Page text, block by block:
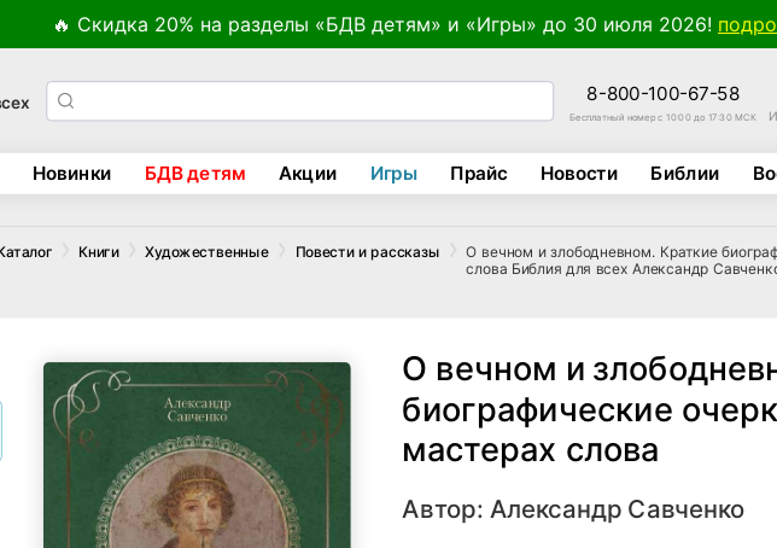
🔥 Скидка 20% на разделы «БДВ детям» и «Игры» до 30 июля 2026!
8-800-100-67-58
Бесплатный номер с 10:00 до 17:30 МСК
Новинки БДВ детям Акции Игры Прайс Новости Библии
Книги Художественные Повести и рассказы О вечном и злободневном. Краткие
слова Библия для всех Александр
О вечном и
биографические
мастерах слова
Автор: Александр Савченко